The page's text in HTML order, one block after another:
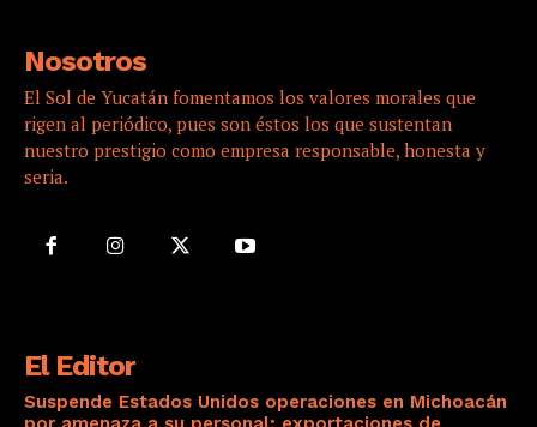
Nosotros
El Sol de Yucatán fomentamos los valores morales que
rigen al periódico, pues son éstos los que sustentan
nuestro prestigio como empresa responsable, honesta y
seria.
El Editor
Suspende Estados Unidos operaciones en Michoacán